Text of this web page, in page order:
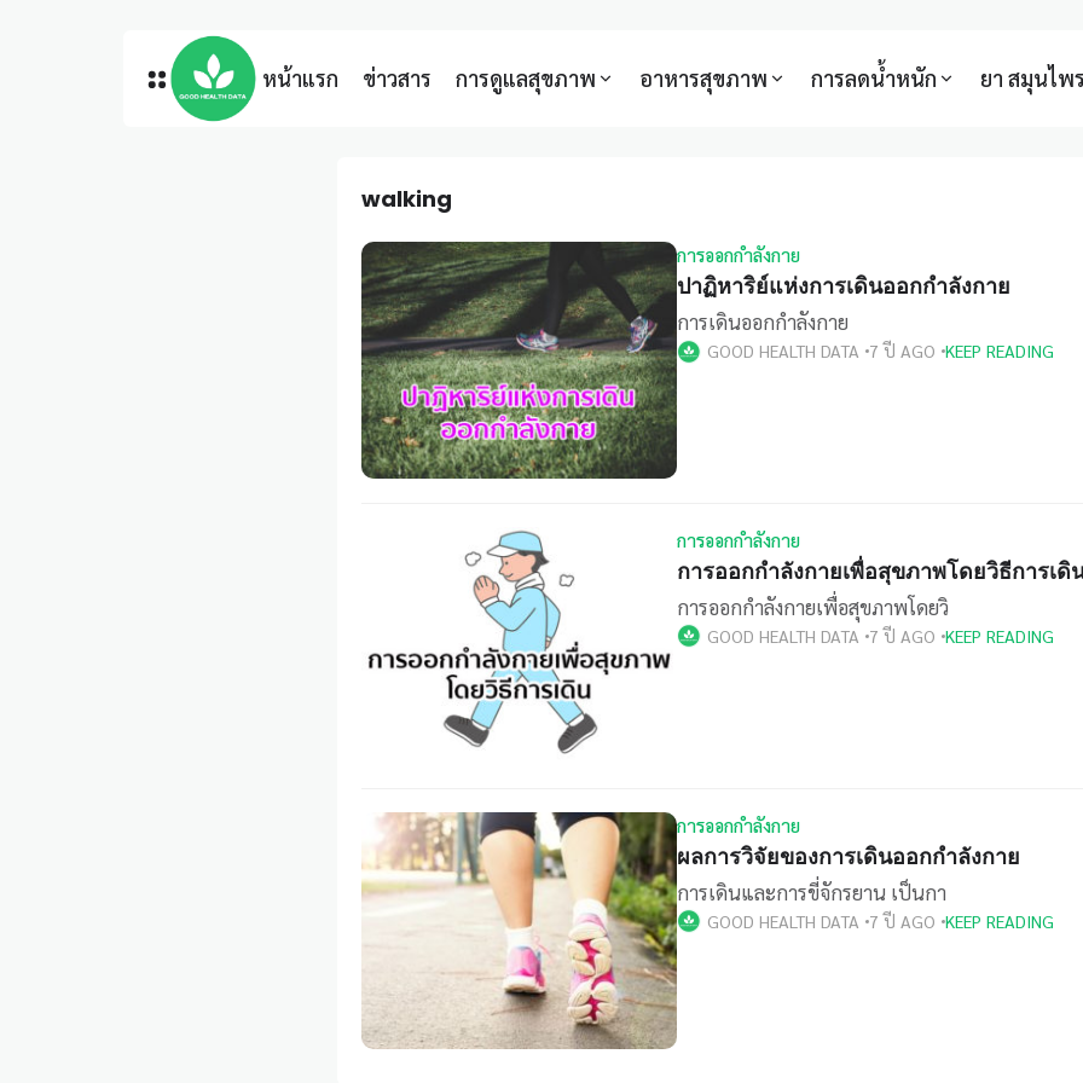
หน้าแรก ข่าวสาร การดูแลสุขภาพ อาหารสุขภาพ การลดน้ำหนัก ยา สมุนไพ
walking
การออกกำลังกาย
ปาฏิหาริย์แห่งการเดินออกกำลังกาย
การเดินออกกำลังกาย
GOOD HEALTH DATA 7 ปี AGO KEEP READING
การออกกำลังกาย
การออกกำลังกายเพื่อสุขภาพโดยวิธีการเดิ
การออกกำลังกายเพื่อสุขภาพโดยวิ
GOOD HEALTH DATA 7 ปี AGO KEEP READING
การออกกำลังกาย
ผลการวิจัยของการเดินออกกำลังกาย
การเดินและการขี่จักรยาน เป็นกา
GOOD HEALTH DATA 7 ปี AGO KEEP READING